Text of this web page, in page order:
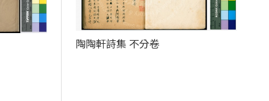
陶陶軒詩集 不分卷